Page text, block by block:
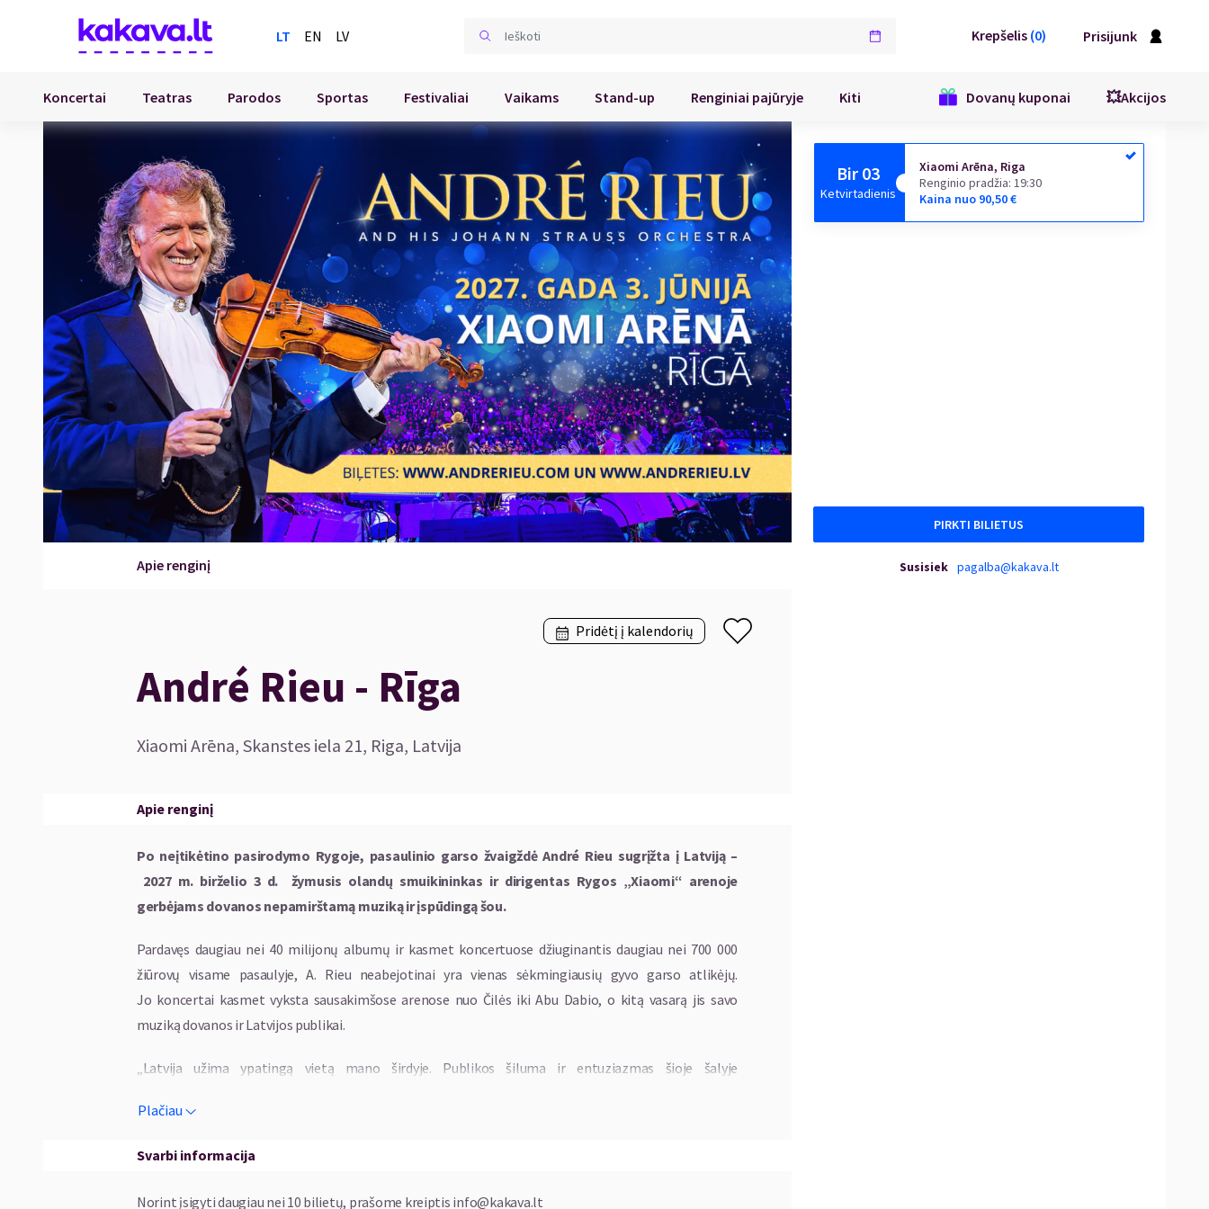
LT EN LV Krepšelis (0) Prisijunk
Koncertai Teatras Parodos Sportas Festivaliai Vaikams Stand-up Renginiai pajūryje Kiti Dovanų kuponai 💥Akcijos
Apie renginį
Pridėtį į kalendorių
André Rieu - Rīga
Xiaomi Arēna, Skanstes iela 21, Riga, Latvija
Apie renginį
Po neįtikėtino pasirodymo Rygoje, pasaulinio garso žvaigždė André Rieu sugrįžta į Latviją –
2027 m. birželio 3 d. žymusis olandų smuikininkas ir dirigentas Rygos „Xiaomi“ arenoje
gerbėjams dovanos nepamirštamą muziką ir įspūdingą šou.
Pardavęs daugiau nei 40 milijonų albumų ir kasmet koncertuose džiuginantis daugiau nei 700 000
žiūrovų visame pasaulyje, A. Rieu neabejotinai yra vienas sėkmingiausių gyvo garso atlikėjų.
Jo koncertai kasmet vyksta sausakimšose arenose nuo Čilės iki Abu Dabio, o kitą vasarą jis savo
muziką dovanos ir Latvijos publikai.
„Latvija užima ypatingą vietą mano širdyje. Publikos šiluma ir entuziazmas šioje šalyje
džiaugsmu su jumis visais!“ – sako Rieu.
2027-aisiais Rygoje žiūrovai galės mėgautis romantiška programa, kurioje skambės operos ir
Plačiau
Svarbi informacija
Norint įsigyti daugiau nei 10 bilietų, prašome kreiptis info@kakava.lt
Bir 03
Ketvirtadienis
Xiaomi Arēna, Riga
Renginio pradžia:19:30
Kaina nuo 90,50€
PIRKTI BILIETUS
Susisiek pagalba@kakava.lt